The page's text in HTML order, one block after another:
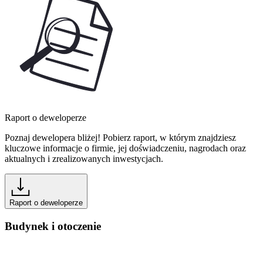
Raport o deweloperze
Poznaj dewelopera bliżej! Pobierz raport, w którym znajdziesz
kluczowe informacje o firmie, jej doświadczeniu, nagrodach oraz
aktualnych i zrealizowanych inwestycjach.
Raport o deweloperze
Budynek i otoczenie